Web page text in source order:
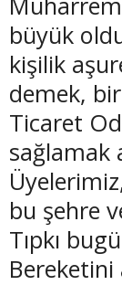
büyük
kişilik
demek,
Ticaret
sağlamak
bu şehre
Tıpkı
Bereketini
(20 Şubat -